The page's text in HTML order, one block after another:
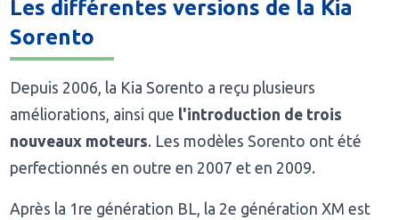
Les différentes versions de la Kia
Sorento
Depuis 2006, la Kia Sorento a reçu plusieurs
améliorations, ainsi que l'introduction de trois
nouveaux moteurs. Les modèles Sorento ont été
perfectionnés en outre en 2007 et en 2009.
Après la 1re génération BL, la 2e génération XM est